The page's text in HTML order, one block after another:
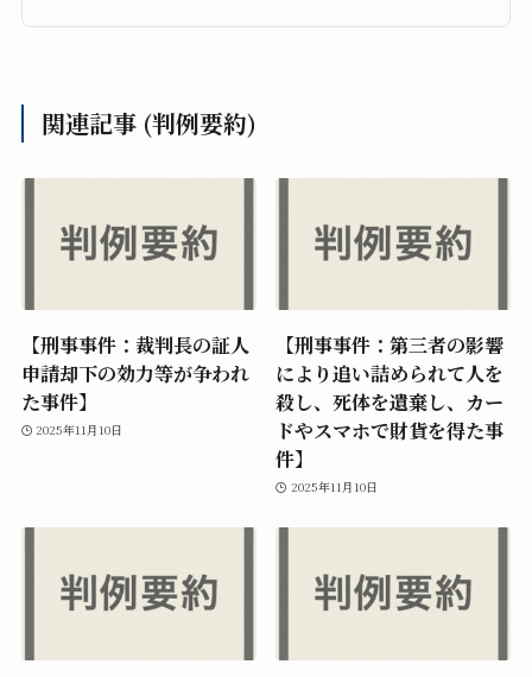
関連記事 (判例要約)
【刑事事件：裁判長の証人
申請却下の効力等が争われ
た事件】
2025年11月10日
【刑事事件：第三者の影響
により追い詰められて人を
殺し、死体を遺棄し、カー
ドやスマホで財貨を得た事
件】
2025年11月10日